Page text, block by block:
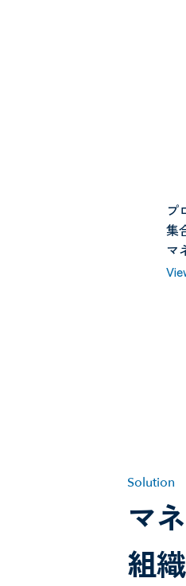
プ
集
マ
Solution
マ
組